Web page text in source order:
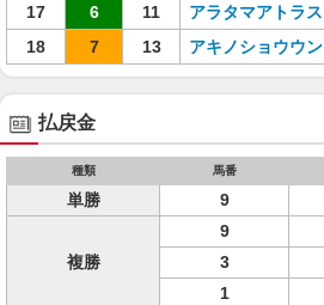
17
6 11 アラタマアトラス
18
7 13 アキノショウウン
払戻金
種類 馬番
単勝 9
複勝
9
3
1